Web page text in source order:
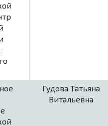
Гудова Татьяна
Витальевна